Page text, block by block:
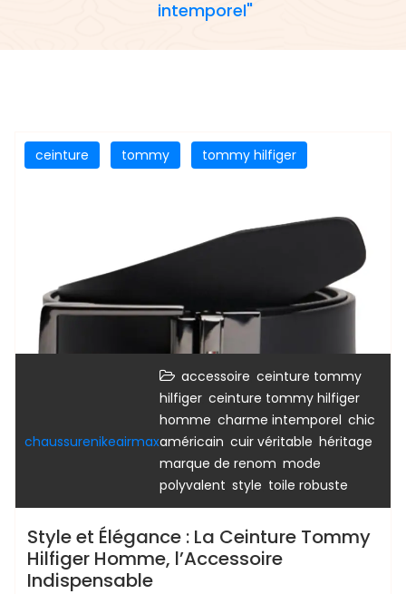
intemporel"
ceinture tommy tommy hilfiger
chaussurenikeairmax
accessoire ceinture tommy
hilfiger ceinture tommy hilfiger
homme charme intemporel chic
américain cuir véritable héritage
marque de renom mode
polyvalent style toile robuste
Style et Élégance : La Ceinture Tommy
Hilfiger Homme, l’Accessoire
Indispensable